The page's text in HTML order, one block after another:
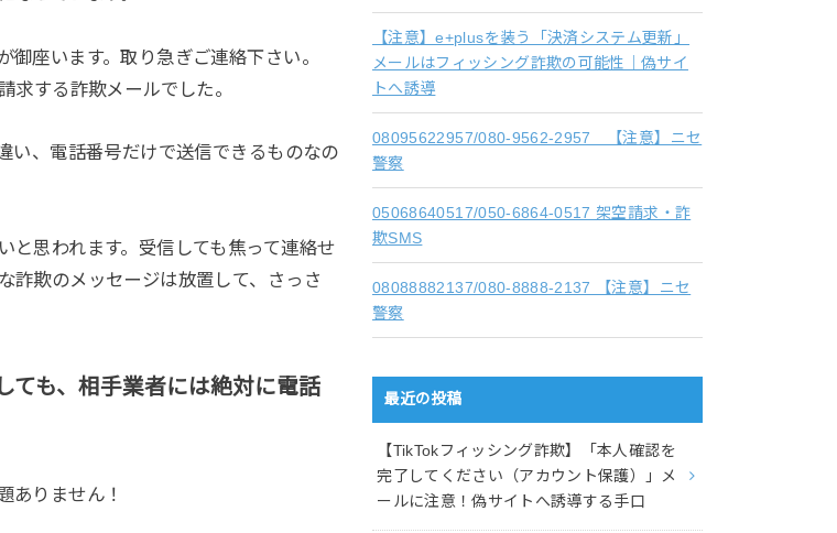
座います。取り急ぎご連絡下さい。
求する詐欺メールでした。
い、電話番号だけで送信できるものなの
と思われます。受信しても焦って連絡せ
詐欺のメッセージは放置して、さっさ
ても、相手業者には絶対に電話
ありません！
【注意】e+plusを装う「決済システム更新」
メールはフィッシング詐欺の可能性｜偽サイ
トへ誘導
08095622957/080-9562-2957 【注意】ニセ
警察
05068640517/050-6864-0517 架空請求・詐
欺SMS
08088882137/080-8888-2137 【注意】ニセ
警察
最近の投稿
【TikTokフィッシング詐欺】「本人確認を
完了してください（アカウント保護）」メ
ールに注意！偽サイトへ誘導する手口